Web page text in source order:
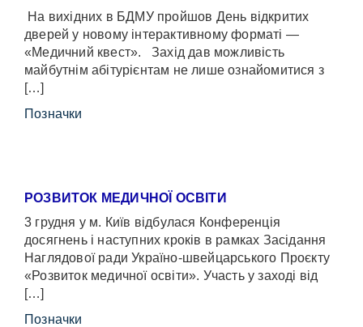
На вихідних в БДМУ пройшов День відкритих
дверей у новому інтерактивному форматі —
«Медичний квест». Захід дав можливість
майбутнім абітурієнтам не лише ознайомитися з
[…]
Позначки
РОЗВИТОК МЕДИЧНОЇ ОСВІТИ
3 грудня у м. Київ відбулася Конференція
досягнень і наступних кроків в рамках Засідання
Наглядової ради Україно-швейцарського Проєкту
«Розвиток медичної освіти». Участь у заході від
[…]
Позначки